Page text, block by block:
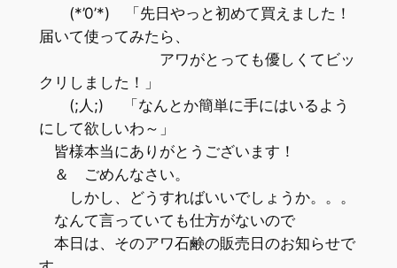
(*’0’*) 「先日やっと初めて買えました！
届いて使ってみたら、
アワがとっても優しくてビッ
クリしました！」
(;人;) 「なんとか簡単に手にはいるよう
にして欲しいわ～」
皆様本当にありがとうございます！
＆ ごめんなさい。
しかし、どうすればいいでしょうか。。。
なんて言っていても仕方がないので
本日は、そのアワ石鹸の販売日のお知らせで